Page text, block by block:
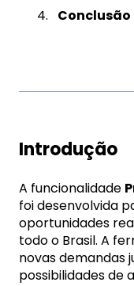
Conclusão
Introdução
A funcionalidade
foi desenvolvida
oportunidades
todo o Brasil. A
novas demandas
possibilidades de